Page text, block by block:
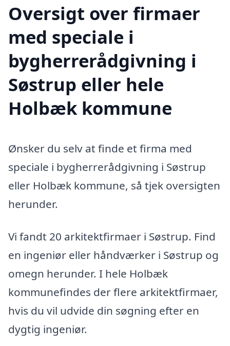
Oversigt over firmaer
med speciale i
bygherrerådgivning i
Søstrup eller hele
Holbæk kommune
Ønsker du selv at finde et firma med
speciale i bygherrerådgivning i Søstrup
eller Holbæk kommune, så tjek oversigten
herunder.
Vi fandt 20 arkitektfirmaer i Søstrup. Find
en ingeniør eller håndværker i Søstrup og
omegn herunder. I hele Holbæk
kommunefindes der flere arkitektfirmaer,
hvis du vil udvide din søgning efter en
dygtig ingeniør.